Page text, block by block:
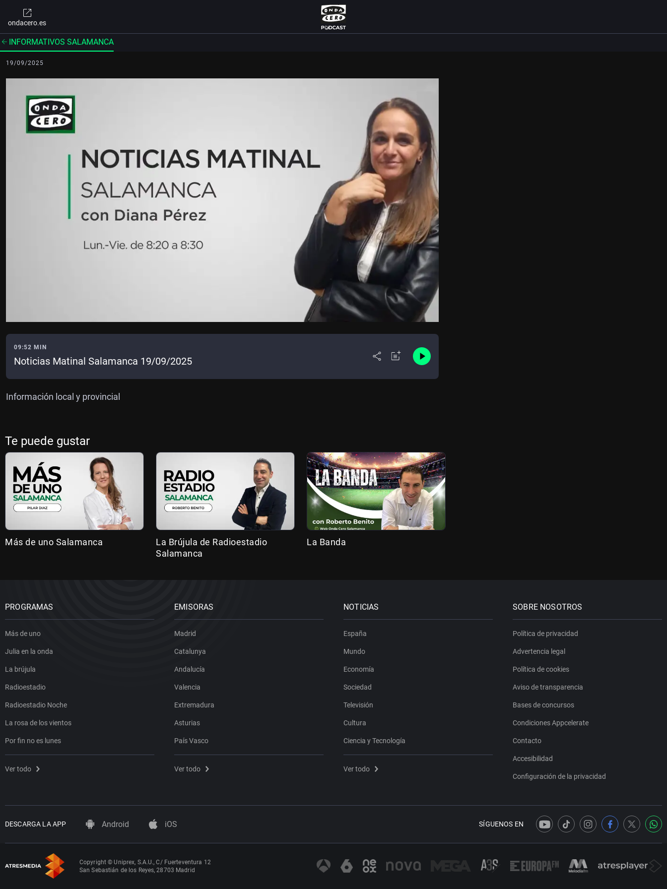
ondacero.es
INFORMATIVOS SALAMANCA
19/09/2025
09:52 MIN
Noticias Matinal Salamanca 19/09/2025
Información local y provincial
Te puede gustar
Más de uno Salamanca
La Brújula de Radioestadio
Salamanca
La Banda
PROGRAMAS
Más de uno
Julia en la onda
La brújula
Radioestadio
Radioestadio Noche
La rosa de los vientos
Por fin no es lunes
Ver todo
EMISORAS
Madrid
Catalunya
Andalucía
Valencia
Extremadura
Asturias
País Vasco
Ver todo
NOTICIAS
España
Mundo
Economía
Sociedad
Televisión
Cultura
Ciencia y Tecnología
Ver todo
SOBRE NOSOTROS
Política de privacidad
Advertencia legal
Política de cookies
Aviso de transparencia
Bases de concursos
Condiciones Appcelerate
Contacto
Accesibilidad
Configuración de la privacidad
DESCARGA LA APP Android iOS SÍGUENOS EN
Copyright © Uniprex, S.A.U., C/ Fuerteventura 12
San Sebastián de los Reyes, 28703 Madrid